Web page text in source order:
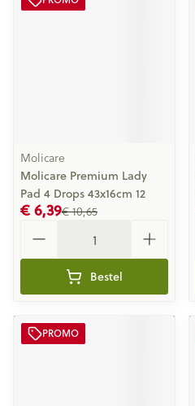
Molicare
Molicare Premium Lady
Pad 4 Drops 43x16cm 12
€ 10,65
€ 6,39
Bestel
PROMO